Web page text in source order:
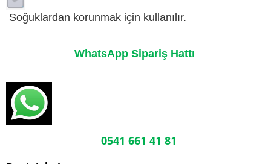
Soğuklardan korunmak için kullanılır.
WhatsApp Sipariş Hattı
0541 661 41 81